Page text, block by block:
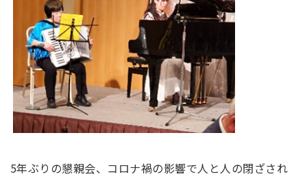
5年ぶりの懇親会、コロナ禍の影響で人と人の閉ざされ